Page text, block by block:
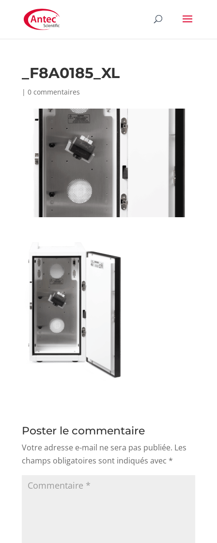
_F8A0185_XL
| 0 commentaires
Poster le commentaire
Votre adresse e-mail ne sera pas publiée. Les
champs obligatoires sont indiqués avec *